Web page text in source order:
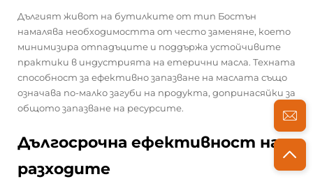
Дългият живот на бутилките от тип Бостън
намалява необходимостта от често заменяне, което
минимизира отпадъците и поддържа устойчивите
практики в индустрията на етерични масла. Техната
способност за ефективно запазване на маслата също
означава по-малко загуби на продукта, допринасяйки за
общото запазване на ресурсите.
Дългосрочна ефективност на
разходите